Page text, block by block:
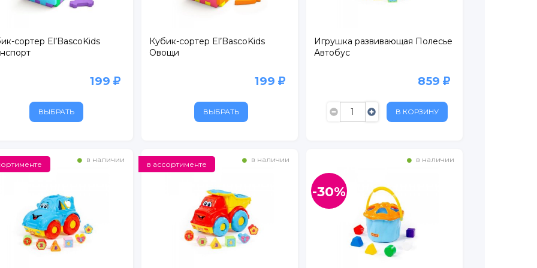
сортер El’BascoKids
199
ВЫБРАТЬ
Кубик-сортер El’BascoKids
Овощи
199
ВЫБРАТЬ
Игрушка развивающая Полесье
Автобус
859
В КОРЗИНУ
в наличии в наличии
в ассортименте
в наличии
-30%